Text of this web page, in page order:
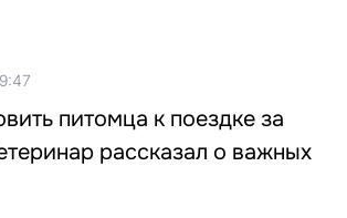
питомца к поездке за
рассказал о важных